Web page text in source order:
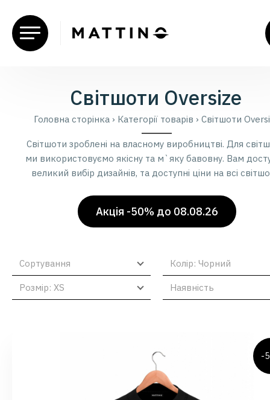
Світшоти Oversize
Головна сторiнка› Категорії товарів › Світшоти
Світшоти зроблені на власному виробництві. Для
ми використовуємо якісну та м`яку бавовну. Вам
великий вибір дизайнів, та доступні ціни на всі
Акція -50% до 08.08.26
Сортування Колiр: Чорний
Розмір: XS Наявнiсть
-